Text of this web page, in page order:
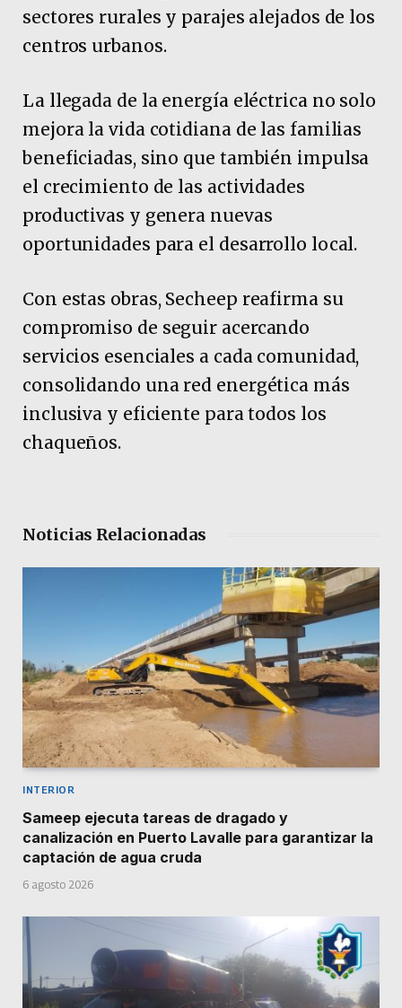
sectores rurales y parajes alejados de los
centros urbanos.
La llegada de la energía eléctrica no solo
mejora la vida cotidiana de las familias
beneficiadas, sino que también impulsa
el crecimiento de las actividades
productivas y genera nuevas
oportunidades para el desarrollo local.
Con estas obras, Secheep reafirma su
compromiso de seguir acercando
servicios esenciales a cada comunidad,
consolidando una red energética más
inclusiva y eficiente para todos los
chaqueños.
Noticias Relacionadas
INTERIOR
Sameep ejecuta tareas de dragado y
canalización en Puerto Lavalle para garantizar la
captación de agua cruda
6 agosto 2026